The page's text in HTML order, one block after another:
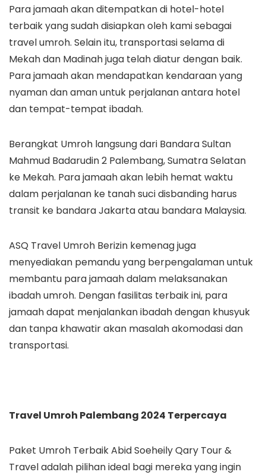
Para jamaah akan ditempatkan di hotel-hotel
terbaik yang sudah disiapkan oleh kami sebagai
travel umroh. Selain itu, transportasi selama di
Mekah dan Madinah juga telah diatur dengan baik.
Para jamaah akan mendapatkan kendaraan yang
nyaman dan aman untuk perjalanan antara hotel
dan tempat-tempat ibadah.
Berangkat Umroh langsung dari Bandara Sultan
Mahmud Badarudin 2 Palembang, Sumatra Selatan
ke Mekah. Para jamaah akan lebih hemat waktu
dalam perjalanan ke tanah suci disbanding harus
transit ke bandara Jakarta atau bandara Malaysia.
ASQ Travel Umroh Berizin kemenag juga
menyediakan pemandu yang berpengalaman untuk
membantu para jamaah dalam melaksanakan
ibadah umroh. Dengan fasilitas terbaik ini, para
jamaah dapat menjalankan ibadah dengan khusyuk
dan tanpa khawatir akan masalah akomodasi dan
transportasi.
Travel Umroh Palembang 2024 Terpercaya
Paket Umroh Terbaik Abid Soeheily Qary Tour &
Travel adalah pilihan ideal bagi mereka yang ingin